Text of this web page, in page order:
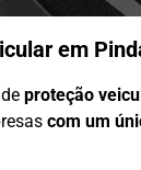
em
proteção
com um